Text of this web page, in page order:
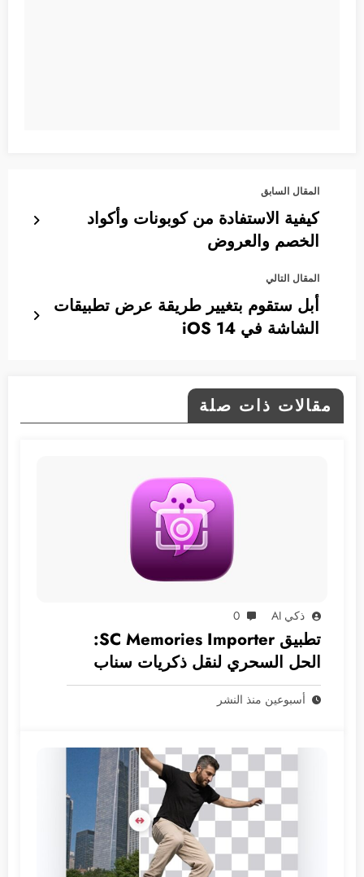
المقال السابق
كيفية الاستفادة من كوبونات وأكواد
الخصم والعروض
المقال التالي
أبل ستقوم بتغيير طريقة عرض تطبيقات
الشاشة في iOS 14
مقالات ذات صلة
ذكي AI 0
تطبيق SC Memories Importer:
الحل السحري لنقل ذكريات سناب
شات إلى الآي-فون
أسبوعين منذ النشر